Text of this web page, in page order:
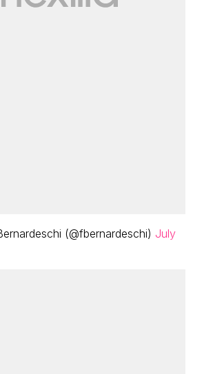
(@fbernardeschi) July